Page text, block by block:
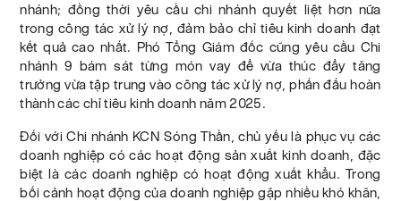
nhánh; đồng thời yêu cầu chi nhánh quyết liệt hơn nữa
trong công tác xử lý nợ, đảm bảo chỉ tiêu kinh doanh đạt
kết quả cao nhất. Phó Tổng Giám đốc cũng yêu cầu Chi
nhánh 9 bám sát từng món vay để vừa thúc đẩy tăng
trưởng vừa tập trung vào công tác xử lý nợ, phấn đấu hoàn
thành các chỉ tiêu kinh doanh năm 2025.
Đối với Chi nhánh KCN Sóng Thần, chủ yếu là phục vụ các
doanh nghiệp có các hoạt động sản xuất kinh doanh, đặc
biệt là các doanh nghiệp có hoạt động xuất khẩu. Trong
bối cảnh hoạt động của doanh nghiệp gặp nhiều khó khăn,